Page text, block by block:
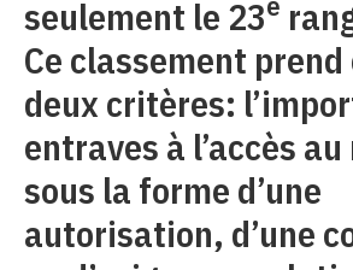
seulement le 23
Ce classement
deux critères:
entraves à l’accès
sous la forme d’une
autorisation, d’une